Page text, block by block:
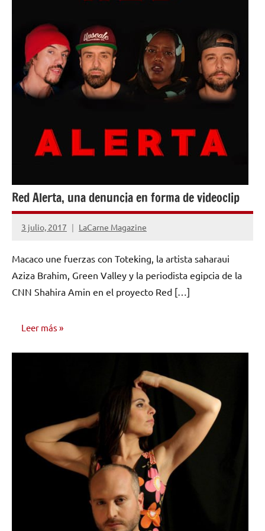
Red Alerta, una denuncia en forma de videoclip
3 julio, 2017 LaCarne Magazine
No
comentarios
Macaco une fuerzas con Toteking, la artista saharaui
Aziza Brahim, Green Valley y la periodista egipcia de la
CNN Shahira Amin en el proyecto Red […]
Leer más